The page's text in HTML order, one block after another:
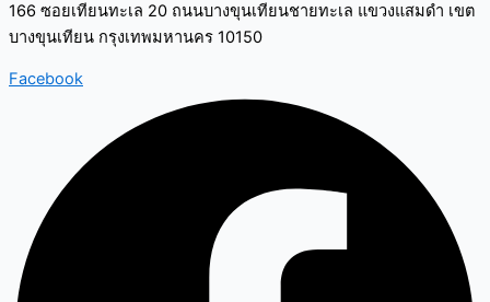
166 ซอยเทียนทะเล 20 ถนนบางขุนเทียนชายทะเล แขวงแสมดำ เขต
บางขุนเทียน กรุงเทพมหานคร 10150
Facebook